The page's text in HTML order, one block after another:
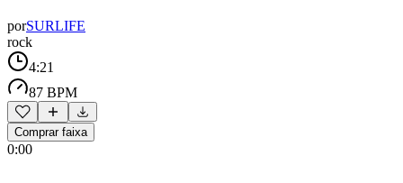
porSURLIFE
rock
4:21
87 BPM
Comprar faixa
0:00